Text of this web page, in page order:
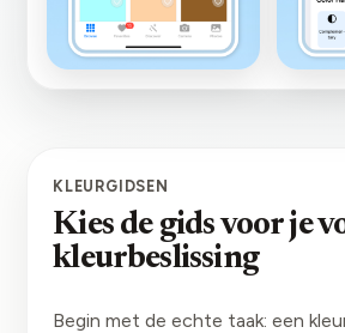
KLEURGIDSEN
Kies de gids voor je
kleurbeslissing
Begin met de echte taak: een